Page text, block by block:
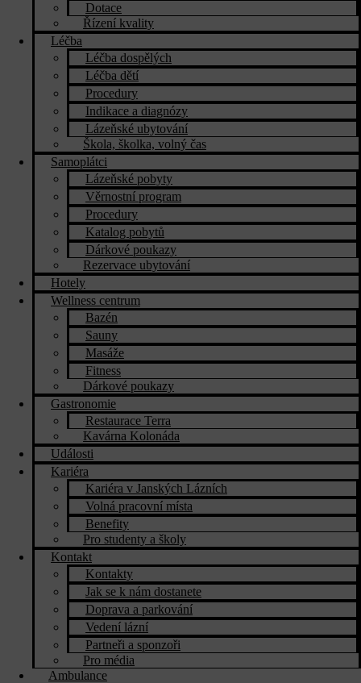
Dotace
Řízení kvality
Léčba
Léčba dospělých
Léčba dětí
Procedury
Indikace a diagnózy
Lázeňské ubytování
Škola, školka, volný čas
Samoplátci
Lázeňské pobyty
Věrnostní program
Procedury
Katalog pobytů
Dárkové poukazy​
Rezervace ubytování
Hotely
Wellness centrum
Bazén
Sauny
Masáže
Fitness
Dárkové poukazy​
Gastronomie
Restaurace Terra
Kavárna Kolonáda
Události
Kariéra
Kariéra v Janských Lázních
Volná pracovní místa
Benefity
Pro studenty a školy
Kontakt
Kontakty
Jak se k nám dostanete
Doprava a parkování
Vedení lázní
Partneři a sponzoři
Pro média
Ambulance